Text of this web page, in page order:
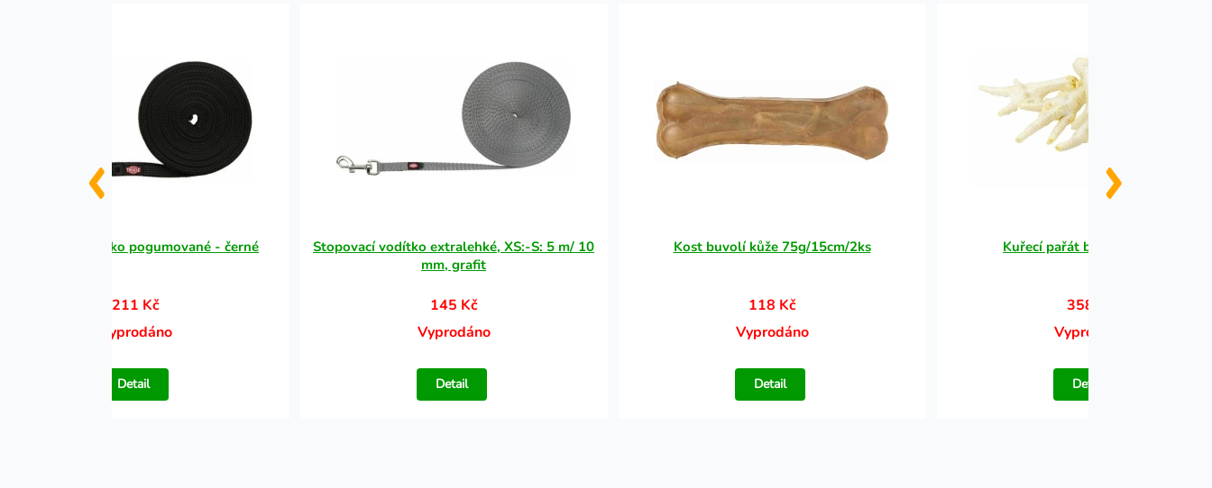
Stopovací vodítko pogumované - černé
211 Kč
Vyprodáno
Detail
Stopovací vodítko extralehké, XS:-S: 5 m/ 10
mm, grafit
145 Kč
Vyprodáno
Detail
Kost buvolí kůže 75g/15cm/2ks
118 Kč
Vyprodáno
Detail
Kuřecí pařát bílý - 50 ks/bal
358 Kč
Vyprodáno
Detail